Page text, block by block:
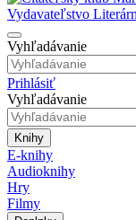
Vyhľadávanie
Prihlásiť
Vyhľadávanie
Knihy
E-knihy
Audioknihy
Hry
Filmy